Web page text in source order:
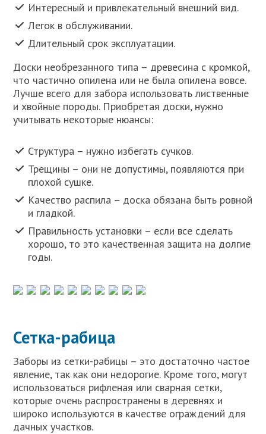
Интересный и привлекательный внешний вид.
Легок в обслуживании.
Длительный срок эксплуатации.
Доски необрезанного типа – древесина с кромкой,
что частично опилена или не была опилена вовсе.
Лучше всего для забора использовать лиственные
и хвойные породы. Приобретая доски, нужно
учитывать некоторые нюансы:
Структура – нужно избегать сучков.
Трещины – они не допустимы, появляются при
плохой сушке.
Качество распила – доска обязана быть ровной
и гладкой.
Правильность установки – если все сделать
хорошо, то это качественная защита на долгие
годы.
Сетка-рабица
Заборы из сетки-рабицы – это достаточно частое
явление, так как они недорогие. Кроме того, могут
использоваться рифленая или сварная сетки,
которые очень распространены в деревнях и
широко используются в качестве ограждений для
дачных участков.